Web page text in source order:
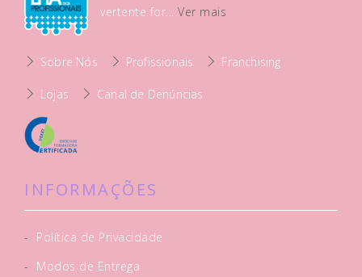
vertente for...Ver mais
Sobre Nós Profissionais Franchising
Lojas Canal de Denúncias
INFORMAÇÕES
-
Política de Privacidade
-
Modos de Entrega